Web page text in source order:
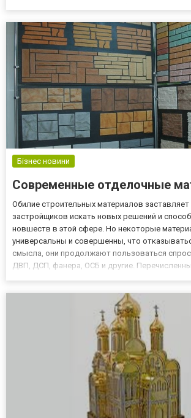
инфраструктуру. Сюда следует...
Бізнес новини
Современные отделочные
Обилие строительных материалов
застройщиков искать новых решений и
новшеств в этой сфере. Но некоторые
универсальны и совершенны, что
смысла, они продолжают пользоваться
ДВП, ДСП, фанера, ОСБ и другие.